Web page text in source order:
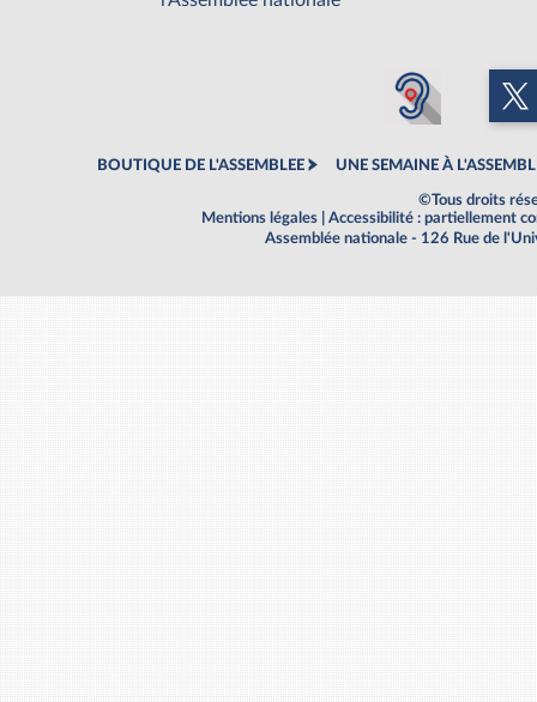
BOUTIQUE DE L'ASSEMBLEE UNE SEMAINE À
©Tous droits
Mentions légales
Accessibilité : partiellement
Assemblée nationale - 126 Rue de